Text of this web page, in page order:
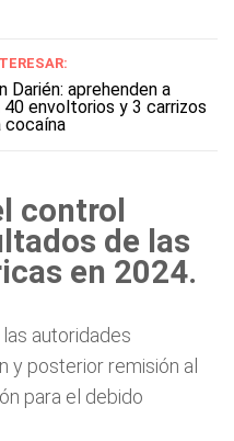
Darién: aprehenden a
envoltorios y 3 carrizos
cocaína
control
de las
en 2024.
autoridades
y posterior remisión al
para el debido